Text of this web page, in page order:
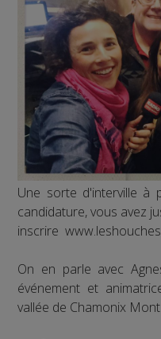
Une sorte d'interville à
candidature, vous avez
inscrire
On en parle avec
événement et
vallée de Chamonix